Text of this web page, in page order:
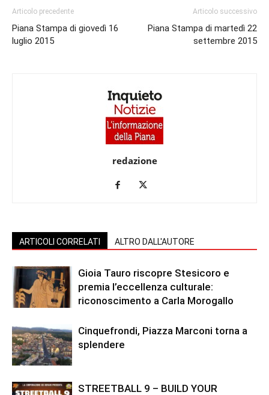
Articolo precedente
Piana Stampa di giovedì 16
luglio 2015
Articolo successivo
Piana Stampa di martedì 22
settembre 2015
redazione
ARTICOLI CORRELATI ALTRO DALL'AUTORE
Gioia Tauro riscopre Stesicoro e
premia l’eccellenza culturale:
riconoscimento a Carla Morogallo
Cinquefrondi, Piazza Marconi torna a
splendere
STREETBALL 9 – BUILD YOUR